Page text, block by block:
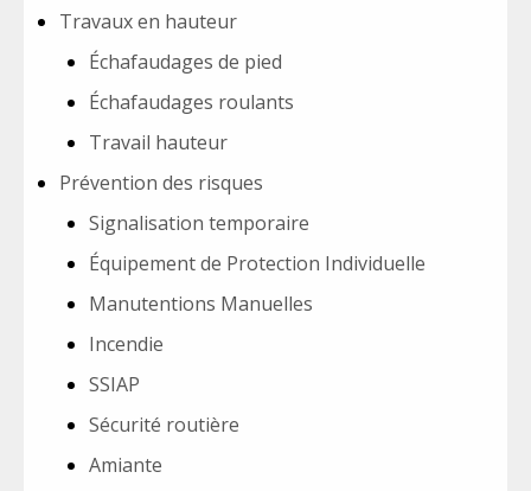
Travaux en hauteur
Échafaudages de pied
Échafaudages roulants
Travail hauteur
Prévention des risques
Signalisation temporaire
Équipement de Protection Individuelle
Manutentions Manuelles
Incendie
SSIAP
Sécurité routière
Amiante